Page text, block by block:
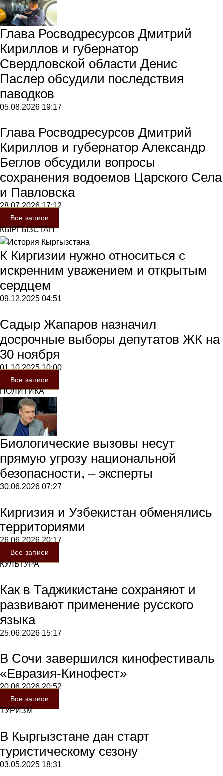
Глава Росводресурсов Дмитрий
Кириллов и губернатор
Свердловской области Денис
Паслер обсудили последствия
паводков
05.08.2026 19:17
Глава Росводресурсов Дмитрий
Кириллов и губернатор Александр
Беглов обсудили вопросы
сохранения водоемов Царского Села
и Павловска
28.07.202617:12
Все записи
КЫРГЫЗСТАН
К Киргизии нужно относиться с
искренним уважением и открытым
сердцем
09.12.2025 04:51
Садыр Жапаров назначил
досрочные выборы депутатов ЖК на
30 ноября
01.10.202510:00
Все записи
ПОЛИТИКА
Биологические вызовы несут
прямую угрозу национальной
безопасности, – эксперты
30.06.2026 07:27
Киргизия и Узбекистан обменялись
территориями
26.06.202620:17
Все записи
КУЛЬТУРА
Как в Таджикистане сохраняют и
развивают применение русского
языка
25.06.2026 15:17
В Сочи завершился кинофестиваль
«Евразия-Кинофест»
20.06.202620:52
Все записи
ТУРИЗМ
В Кыргызстане дан старт
туристическому сезону
03.05.2025 18:31